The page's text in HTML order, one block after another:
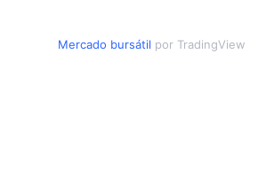
Mercado bursátil por TradingView